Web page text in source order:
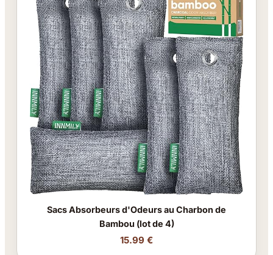
Sacs Absorbeurs d'Odeurs au Charbon de
Bambou (lot de 4)
15.99 €